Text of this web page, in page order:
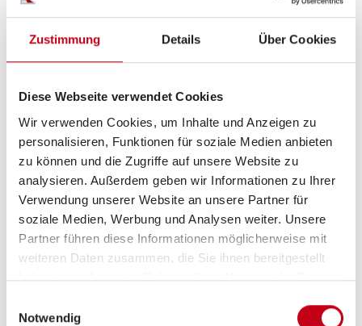
Zustimmung Details Über Cookies
Diese Webseite verwendet Cookies
Wir verwenden Cookies, um Inhalte und Anzeigen zu
personalisieren, Funktionen für soziale Medien anbieten
zu können und die Zugriffe auf unsere Website zu
analysieren. Außerdem geben wir Informationen zu Ihrer
Verwendung unserer Website an unsere Partner für
soziale Medien, Werbung und Analysen weiter. Unsere
Partner führen diese Informationen möglicherweise mit
weiteren Daten zusammen, die Sie ihnen bereitgestellt
haben oder die sie im Rahmen Ihrer Nutzung der Dienste
Notwendig
Einzelbett, Doppelbett längs ab 2 Schlafplätze
Schlafplätze 2
Anzahl der Sitze mit
Gurt
4
Sitzgruppe Mittelsitzgruppe
Infrastruktur Küche, WC
Betten
Einzelbett, Doppelbett